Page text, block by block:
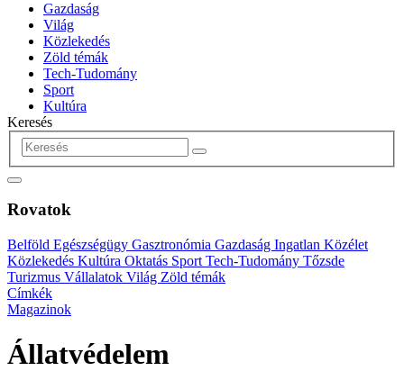
Gazdaság
Világ
Közlekedés
Zöld témák
Tech-Tudomány
Sport
Kultúra
Keresés
Rovatok
Belföld Egészségügy Gasztronómia Gazdaság Ingatlan Közélet
Közlekedés Kultúra Oktatás Sport Tech-Tudomány Tőzsde
Turizmus Vállalatok Világ Zöld témák
Címkék
Magazinok
Állatvédelem